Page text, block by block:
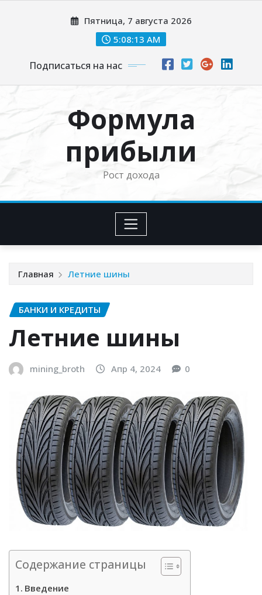
Пятница, 7 августа 2026
5:08:15 AM
Подписаться на нас
Формула
прибыли
Рост дохода
Главная Летние шины
БАНКИ И КРЕДИТЫ
Летние шины
mining_broth Апр 4, 2024 0
Содержание страницы
Введение